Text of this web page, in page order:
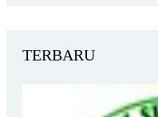
TERBARU